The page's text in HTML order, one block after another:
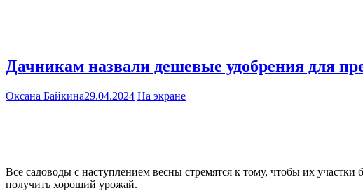
Дачникам назвали дешевые удобрения для
Оксана Байкина29.04.2024 На экране
Все садоводы с наступлением весны стремятся к тому, чтобы их
получить хороший урожай.